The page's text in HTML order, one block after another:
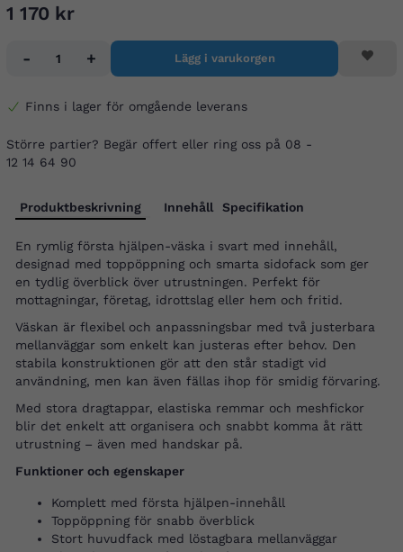
1 170 kr
- + Lägg i varukorgen
Finns i lager för omgående leverans
Större partier? Begär offert eller ring oss på 08 -
12 14 64 90
Produktbeskrivning Innehåll Specifikation
En rymlig första hjälpen-väska i svart med innehåll,
designad med toppöppning och smarta sidofack som ger
en tydlig överblick över utrustningen. Perfekt för
mottagningar, företag, idrottslag eller hem och fritid.
Väskan är flexibel och anpassningsbar med två justerbara
mellanväggar som enkelt kan justeras efter behov. Den
stabila konstruktionen gör att den står stadigt vid
användning, men kan även fällas ihop för smidig förvaring.
Med stora dragtappar, elastiska remmar och meshfickor
blir det enkelt att organisera och snabbt komma åt rätt
utrustning – även med handskar på.
Funktioner och egenskaper
Komplett med första hjälpen-innehåll
Toppöppning för snabb överblick
Stort huvudfack med löstagbara mellanväggar